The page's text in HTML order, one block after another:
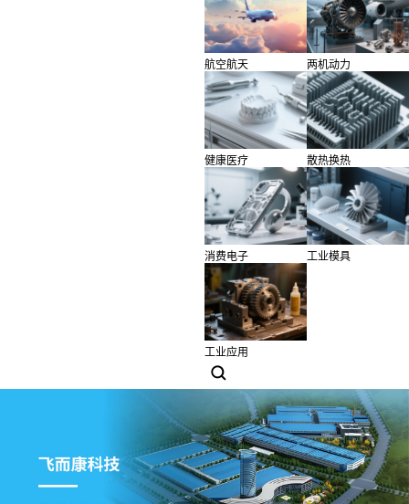
航空航天 两机动力
健康医疗 散热换热
消费电子 工业模具
工业应用